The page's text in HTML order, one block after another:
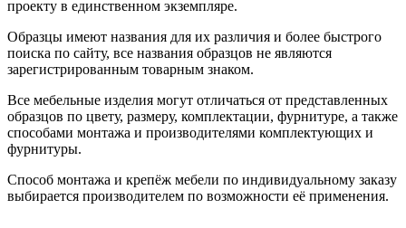
проекту в единственном экземпляре.
Образцы имеют названия для их различия и более быстрого
поиска по сайту, все названия образцов не являются
зарегистрированным товарным знаком.
Все мебельные изделия могут отличаться от представленных
образцов по цвету, размеру, комплектации, фурнитуре, а также
способами монтажа и производителями комплектующих и
фурнитуры.
Способ монтажа и крепёж мебели по индивидуальному заказу
выбирается производителем по возможности её применения.